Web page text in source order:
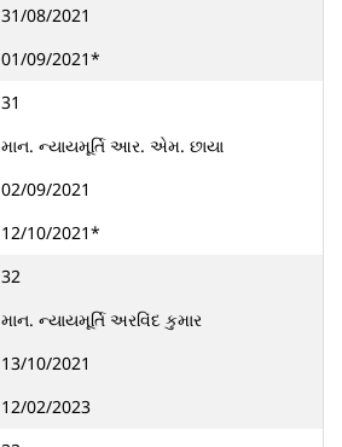
31/08/2021
01/09/2021*
31
માન. ન્યાયમૂર્તિ આર. એમ. છાયા
02/09/2021
12/10/2021*
32
માન. ન્યાયમૂર્તિ અરવિંદ કુમાર
13/10/2021
12/02/2023